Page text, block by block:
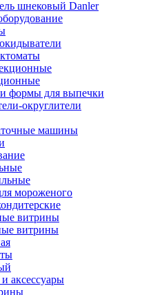
шнековый Danler
формы для выпечки
округлители
машины
мороженого
витрины
витрины
аксессуары